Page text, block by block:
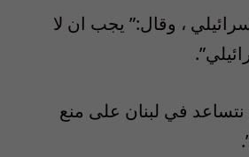
، وقال:” يجب ان لا
في لبنان على منع